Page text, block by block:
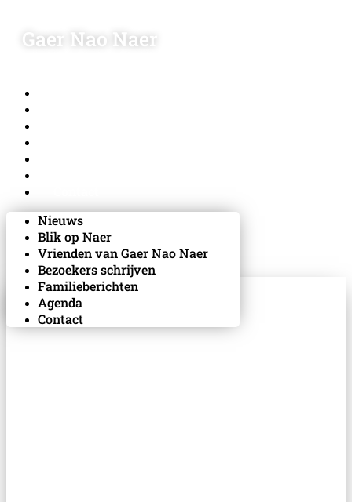
Gaer Nao Naer
Nieuws
Blik op Naer
Vrienden van Gaer Nao Naer
Bezoekers schrijven
Familieberichten
Agenda
Contact